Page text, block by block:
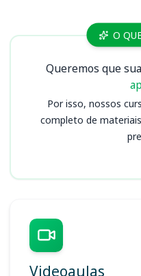
Cursos PM PI
O
Queremos que
Por isso, nossos
completo de
Videoaulas